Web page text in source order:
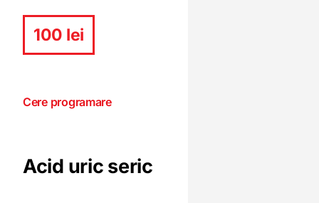
100 lei
Cere programare
Acid uric seric